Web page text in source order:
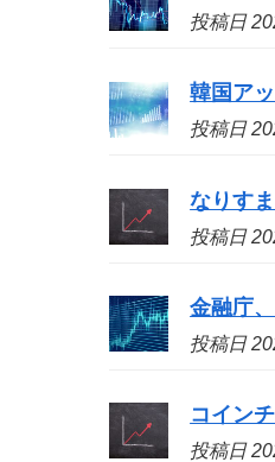
投稿日
韓国ア
投稿日
なりす
投稿日
金融庁
投稿日
コイン
投稿日